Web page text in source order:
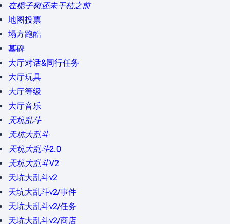
在栀子树还未干枯之前
地图投票
塌方跑酷
墓碑
大厅对话&同行任务
大厅玩具
大厅等级
大厅音乐
天坑乱斗
天坑大乱斗
天坑大乱斗2.0
天坑大乱斗V2
天坑大乱斗v2
天坑大乱斗v2/事件
天坑大乱斗v2/任务
天坑大乱斗v2/商店